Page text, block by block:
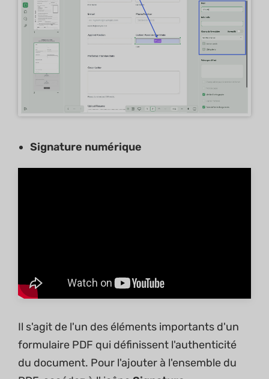
Signature numérique
Il s'agit de l'un des éléments importants d'un
formulaire PDF qui définissent l'authenticité
du document. Pour l'ajouter à l'ensemble du